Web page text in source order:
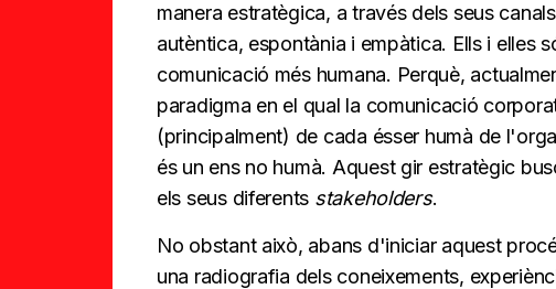
manera estratègica, a través dels seus
autèntica, espontània i empàtica. Ells i elles
comunicació més humana. Perquè,
paradigma en el qual la comunicació
(principalment) de cada ésser humà de
és un ens no humà. Aquest gir estratègic
els seus diferents stakeholders.
No obstant això, abans d'iniciar aquest
una radiografia dels coneixements,